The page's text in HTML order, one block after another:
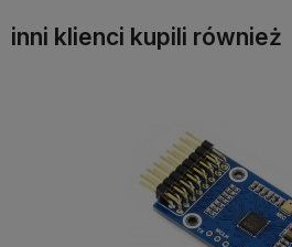
inni klienci kupili również